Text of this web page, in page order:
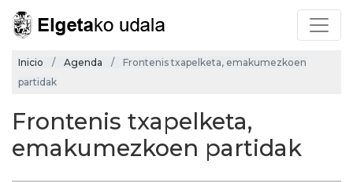
Inicio Agenda
Frontenis txapelketa, emakumezkoen
partidak
Frontenis txapelketa,
emakumezkoen partidak